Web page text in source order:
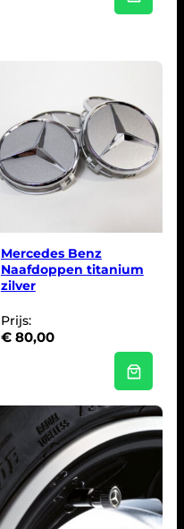
Mercedes Benz
Naafdoppen titanium
zilver
Prijs:
€80,00